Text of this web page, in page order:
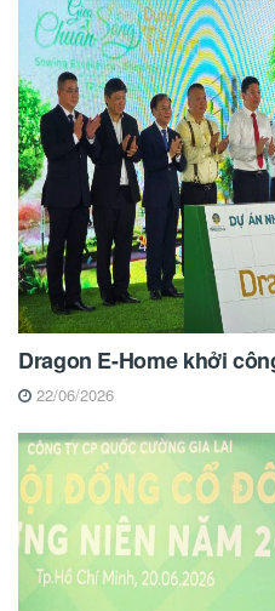
Dragon E-Home khởi
22/06/2026